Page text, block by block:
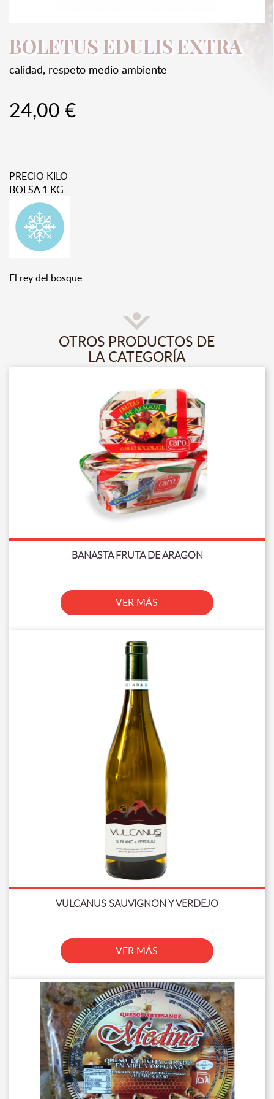
BOLETUS EDULIS EXTRA
calidad, respeto medio ambiente
24,00 €
PRECIO KILO
BOLSA 1 KG
El rey del bosque
OTROS PRODUCTOS DE
LA CATEGORÍA
BANASTA FRUTA DE ARAGON
VER MÁS
VULCANUS SAUVIGNON Y VERDEJO
VER MÁS